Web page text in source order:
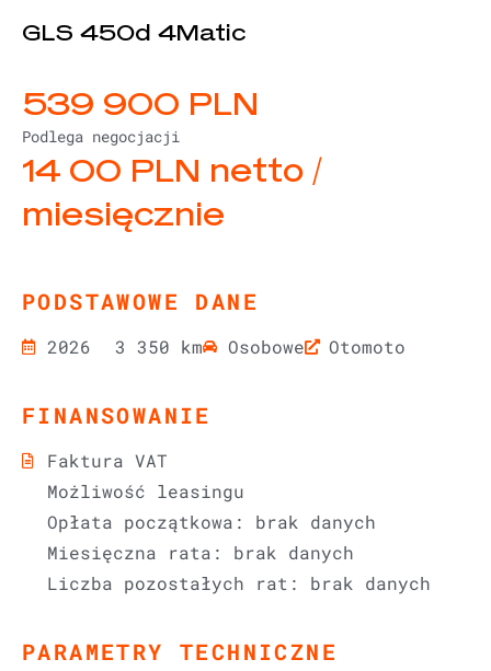
GLS 450d 4Matic
539 900 PLN
Podlega negocjacji
14 00 PLN netto /
miesięcznie
PODSTAWOWE DANE
2026 3 350 km Osobowe Otomoto
FINANSOWANIE
Faktura VAT
Możliwość leasingu
Opłata początkowa: brak danych
Miesięczna rata: brak danych
Liczba pozostałych rat: brak danych
PARAMETRY TECHNICZNE